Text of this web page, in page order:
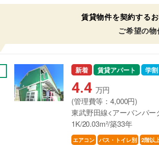
賃貸物件を契約する
ご希望の物
新着 賃貸アパート 学割
4.4 万円
(管理費等：4,000円)
東武野田線<アーバンパ
1K/20.03m²/築33年
エアコン バス・トイレ別 2階以